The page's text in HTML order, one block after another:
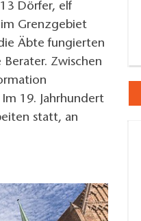
Dörfer, elf
Grenzgebiet
Äbte fungierten
Zwischen
19. Jahrhundert
statt, an